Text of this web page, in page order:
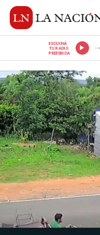
ESCUCHÁ
TU RADIO
PREFERIDA